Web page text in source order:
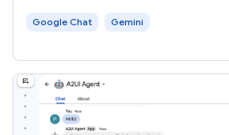
Google Chat Gemini